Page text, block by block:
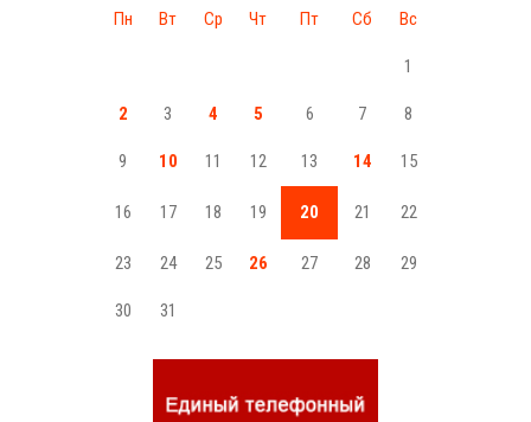
Пн Вт Ср Чт Пт Сб Вс
1
2 3 4 5 6 7 8
9 10 11 12 13 14 15
16 17 18 19 20 21 22
23 24 25 26 27 28 29
30 31